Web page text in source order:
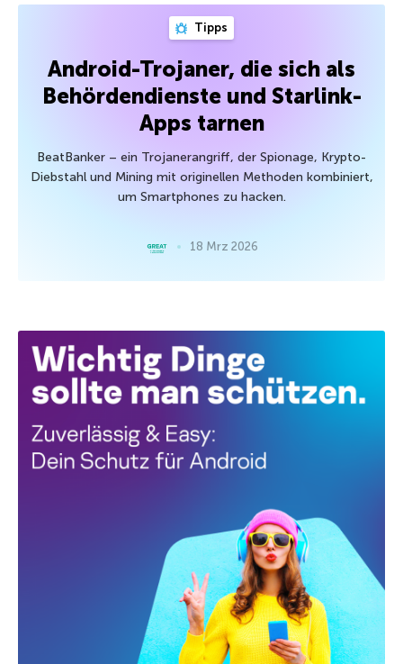
Tipps
Android-Trojaner, die sich als
Behördendienste und Starlink-
Apps tarnen
BeatBanker – ein Trojanerangriff, der Spionage, Krypto-
Diebstahl und Mining mit originellen Methoden kombiniert,
um Smartphones zu hacken.
18 Mrz 2026